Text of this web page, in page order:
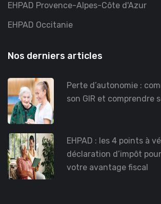
EHPAD Provence-Alpes-Côte d'Azur
EHPAD Occitanie
Nos derniers articles
Perte d’autonomie :
son GIR et comprendre
EHPAD : les 4 points à
déclaration d’impôt
votre avantage fiscal